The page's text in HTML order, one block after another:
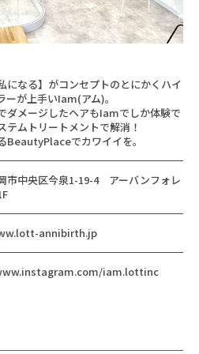
になる】がコンセプトのとにかくハイ
ーが上手いIam(アム)。
ダメージしたヘアもIamでしか体験で
テムトリートメントで解消！
BeautyPlaceでカワイイを。
市中央区今泉1-19-4 アーバンフォレ
annibirth.jp
iam.lottinc